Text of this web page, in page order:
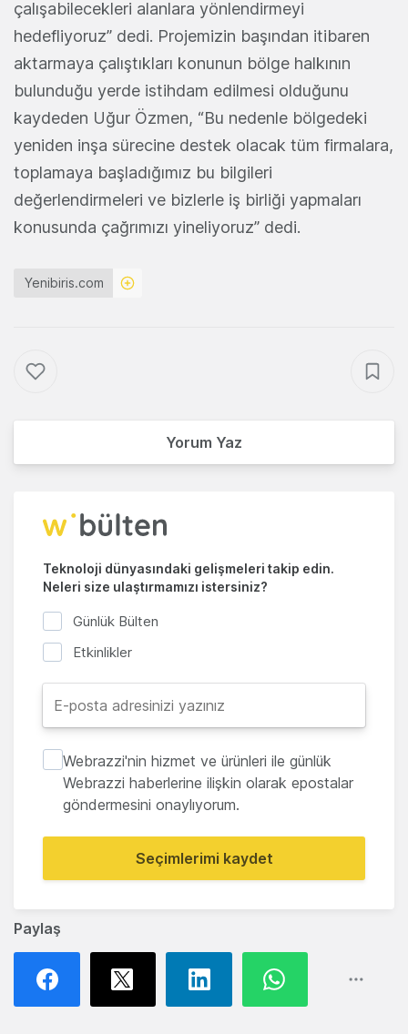
Paylaş
çalışabilecekleri alanlara yönlendirmeyi
hedefliyoruz” dedi. Projemizin başından itibaren
aktarmaya çalıştıkları konunun bölge halkının
bulunduğu yerde istihdam edilmesi olduğunu
kaydeden Uğur Özmen, “Bu nedenle bölgedeki
yeniden inşa sürecine destek olacak tüm firmalara,
toplamaya başladığımız bu bilgileri
değerlendirmeleri ve bizlerle iş birliği yapmaları
konusunda çağrımızı yineliyoruz” dedi.
Yenibiris.com
Yorum Yaz
Teknoloji dünyasındaki gelişmeleri takip edin.
Neleri size ulaştırmamızı istersiniz?
Günlük Bülten
Etkinlikler
Webrazzi'nin hizmet ve ürünleri ile günlük
Webrazzi haberlerine ilişkin olarak epostalar
göndermesini onaylıyorum.
Seçimlerimi kaydet